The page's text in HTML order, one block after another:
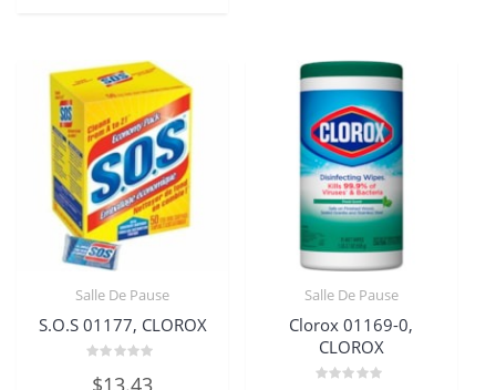
Salle De Pause
S.O.S 01177, CLOROX
0$13.43
Salle De Pause
Clorox 01169-0,
CLOROX